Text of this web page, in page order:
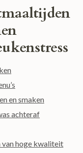
en smaken
achteraf
van hoge kwaliteit